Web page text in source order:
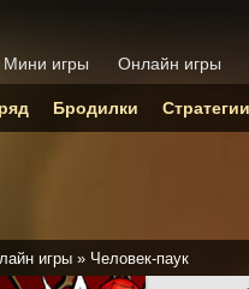
игры » Человек-паук
Мини игры Онлайн игры
Бродилки Стратегии